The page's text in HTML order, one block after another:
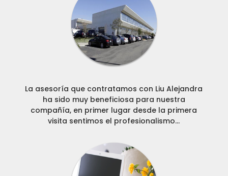
La asesoría que contratamos con Liu Alejandra
ha sido muy beneficiosa para nuestra
compañía, en primer lugar desde la primera
visita sentimos el profesionalismo...